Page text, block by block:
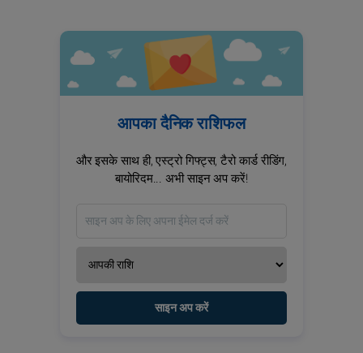
आपका दैनिक राशिफल
और इसके साथ ही, एस्ट्रो गिफ्ट्स, टैरो कार्ड रीडिंग,
बायोरिदम... अभी साइन अप करें!
साइन अप करें